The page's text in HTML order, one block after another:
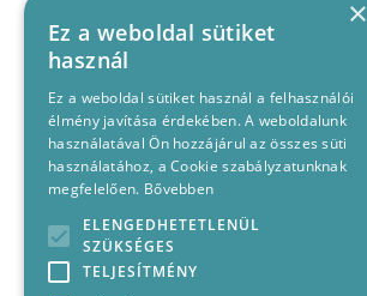
×
Ez a weboldal sütiket
használ
Ez a weboldal sütiket használ a felhasználói
élmény javítása érdekében. A weboldalunk
használatával Ön hozzájárul az összes süti
használatához, a Cookie szabályzatunknak
megfelelően. Bővebben
ELENGEDHETETLENÜL
SZÜKSÉGES
TELJESÍTMÉNY